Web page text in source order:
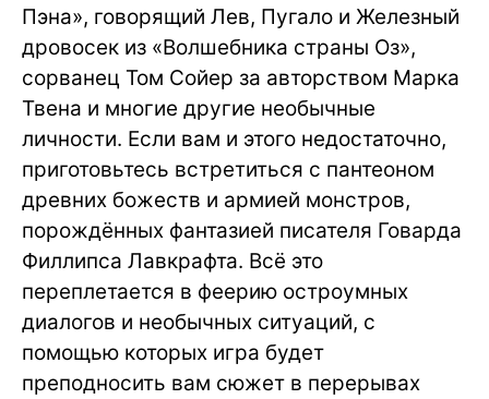
Пэна», говорящий Лев, Пугало и Железный
дровосек из «Волшебника страны Оз»,
сорванец Том Сойер за авторством Марка
Твена и многие другие необычные
личности. Если вам и этого недостаточно,
приготовьтесь встретиться с пантеоном
древних божеств и армией монстров,
порождённых фантазией писателя Говарда
Филлипса Лавкрафта. Всё это
переплетается в феерию остроумных
диалогов и необычных ситуаций, с
помощью которых игра будет
преподносить вам сюжет в перерывах